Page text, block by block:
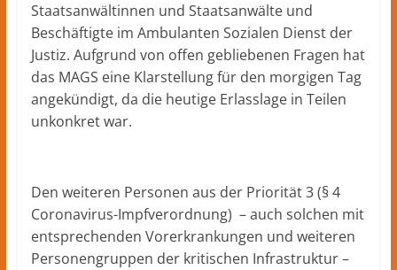
Staatsanwältinnen und Staatsanwälte und
Beschäftigte im Ambulanten Sozialen Dienst der
Justiz. Aufgrund von offen gebliebenen Fragen hat
das MAGS eine Klarstellung für den morgigen Tag
angekündigt, da die heutige Erlasslage in Teilen
unkonkret war.
Den weiteren Personen aus der Priorität 3 (§ 4
Coronavirus-Impfverordnung) – auch solchen mit
entsprechenden Vorerkrankungen und weiteren
Personengruppen der kritischen Infrastruktur –